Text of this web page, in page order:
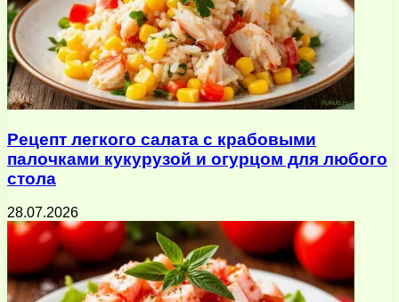
Рецепт легкого салата с крабовыми
палочками кукурузой и огурцом для любого
стола
28.07.2026